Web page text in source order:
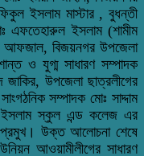
ইসলাম মাস্টার , বুধন্তী
এফতেহারুল ইসলাম (শামীম
আফজাল, বিজয়নগর উপজেলা
ও যুগ্ম সাধারণ সম্পাদক
উপজেলা ছাত্রলীগের
সম্পাদক মোঃ সাদ্দাম
স্কুল এন্ড কলেজ এর
প্রমুখ। উক্ত আলোচনা শেষে
আওয়ামীলীগের সাধারণ